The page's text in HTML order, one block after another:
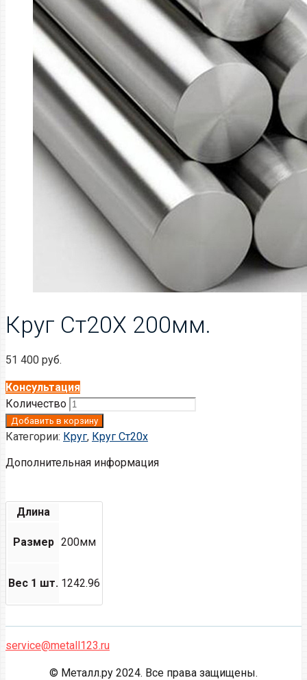
Круг Ст20Х 200мм.
51 400 руб.
Консультация
Количество
Добавить в корзину
Категории: Круг, Круг Ст20x
Дополнительная информация
Длина
Размер 200мм
Вес 1 шт. 1242.96
service@metall123.ru
© Металл.ру 2024. Все права защищены.